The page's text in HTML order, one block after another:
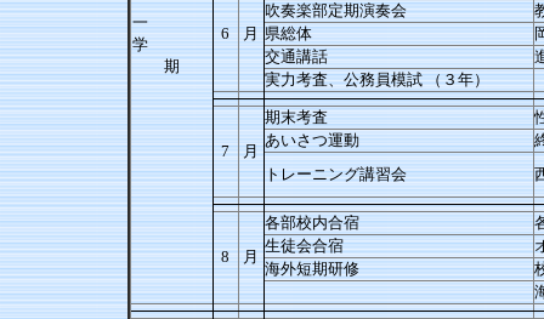
一
学
期
6 月
吹奏楽部定期演奏会
県総体
交通講話
実力考査、公務員模試 （３年）
7 月
期末考査
あいさつ運動
トレーニング講習会
8 月
各部校内合宿
生徒会合宿
海外短期研修